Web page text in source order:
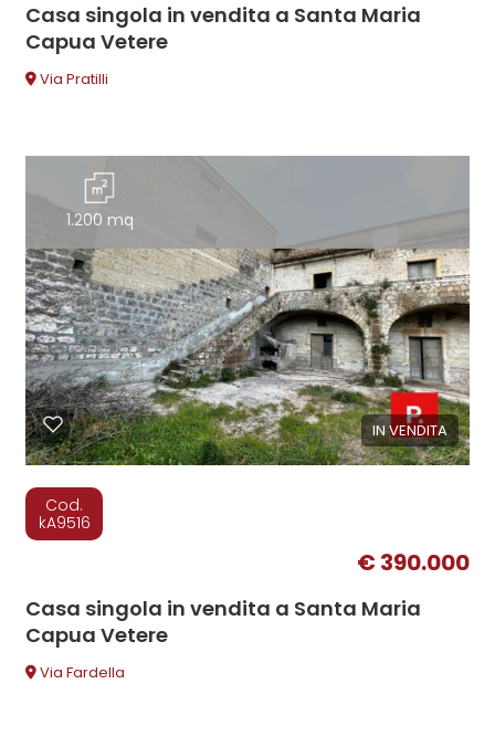
Casa singola in vendita a Santa Maria
Capua Vetere
Via Pratilli
1.200 mq
IN VENDITA
Cod.
kA9516
€ 390.000
Casa singola in vendita a Santa Maria
Capua Vetere
Via Fardella